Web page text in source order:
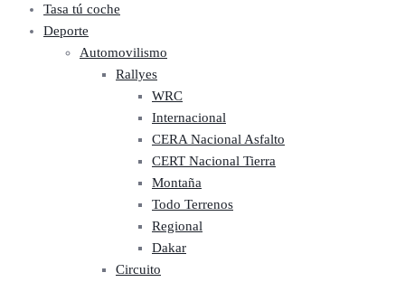
Tasa tú coche
Deporte
Automovilismo
Rallyes
WRC
Internacional
CERA Nacional Asfalto
CERT Nacional Tierra
Montaña
Todo Terrenos
Regional
Dakar
Circuito